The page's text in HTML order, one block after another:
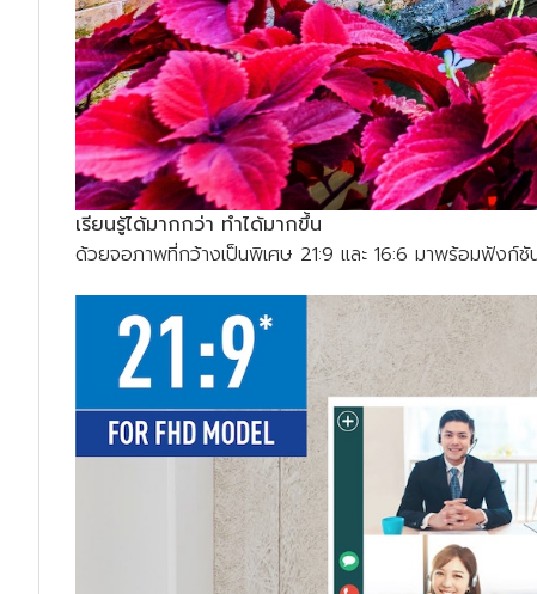
เรียนรู้ได้มากกว่า ทำได้มากขึ้น
ด้วยจอภาพที่กว้างเป็นพิเศษ 21:9 และ 16:6 มาพร้อมฟังก์